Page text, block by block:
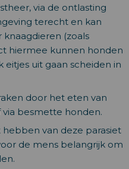
via de ontlasting
terecht en kan
(zoals
hiermee kunnen honden
eitjes uit gaan scheiden in
door het eten van
besmette honden.
van deze parasiet
de mens belangrijk om